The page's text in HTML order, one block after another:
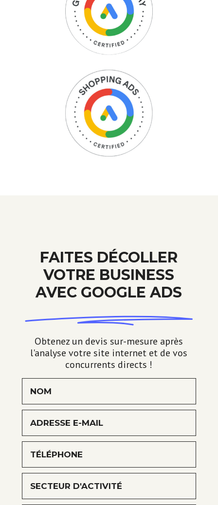
FAITES DÉCOLLER
VOTRE BUSINESS
AVEC GOOGLE ADS
Obtenez un devis sur-mesure après
l'analyse votre site internet et de vos
concurrents directs !